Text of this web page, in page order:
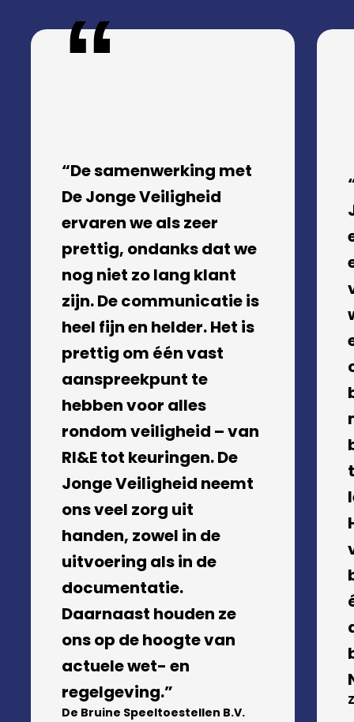
“De samenwerking met
De Jonge Veiligheid
ervaren we als zeer
prettig, ondanks dat we
nog niet zo lang klant
zijn. De communicatie is
heel fijn en helder. Het is
prettig om één vast
aanspreekpunt te
hebben voor alles
rondom veiligheid – van
RI&E tot keuringen. De
Jonge Veiligheid neemt
ons veel zorg uit
handen, zowel in de
uitvoering als in de
documentatie.
Daarnaast houden ze
ons op de hoogte van
actuele wet- en
regelgeving.”
De Bruine Speeltoestellen B.V.